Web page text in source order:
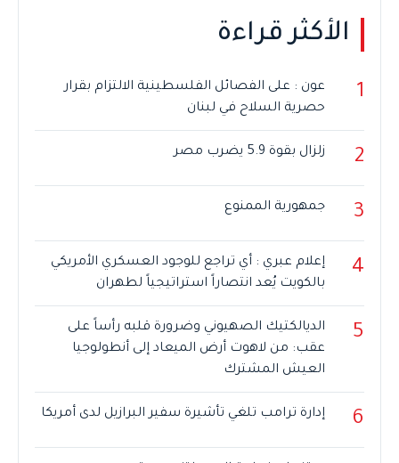
الأكثر قراءة
1
عون : على الفصائل الفلسطينية الالتزام بقرار
حصرية السلاح في لبنان
2 زلزال بقوة 5.9 يضرب مصر
3 جمهورية الممنوع
4
إعلام عبري : أي تراجع للوجود العسكري الأمريكي
بالكويت يُعد انتصاراً استراتيجياً لطهران
5
الديالكتيك الصهيوني وضرورة قلبه رأساً على
عقب: من لاهوت أرض الميعاد إلى أنطولوجيا
العيش المشترك
6 إدارة ترامب تلغي تأشيرة سفير البرازيل لدى أمريكا